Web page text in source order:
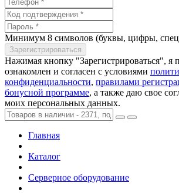
Минимум 8 символов (буквы, цифры,
Нажимая кнопку "Зарегистрироваться", я
ознакомлен и согласен с условиями
конфиденциальности, правилами
бонусной программе, а также даю свое
моих персональных данных.
Главная
Каталог
Серверное оборудование